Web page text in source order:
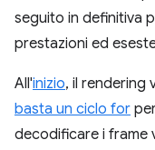
seguito in definitiva
prestazioni ed
All'inizio, il rendering
basta un ciclo for
decodificare i frame